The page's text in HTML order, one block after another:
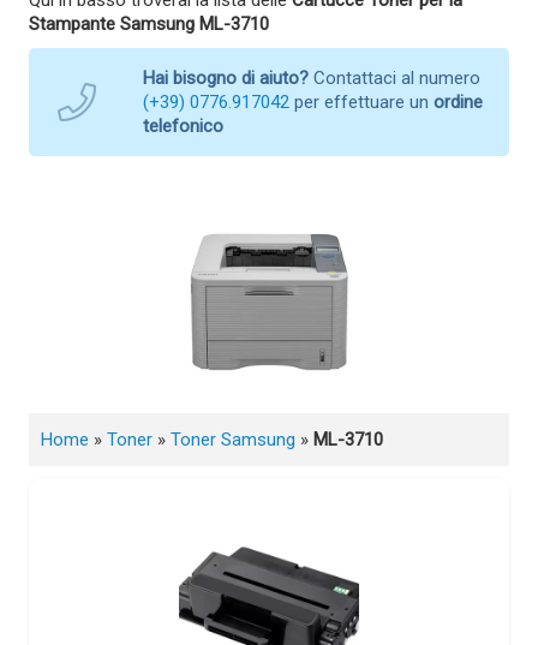
Stampante Samsung ML-3710
Hai bisogno di aiuto? Contattaci al numero
(+39) 0776.917042 per effettuare un ordine
telefonico
Home » Toner » Toner Samsung » ML-3710